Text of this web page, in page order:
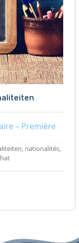
– Première
nationalités,